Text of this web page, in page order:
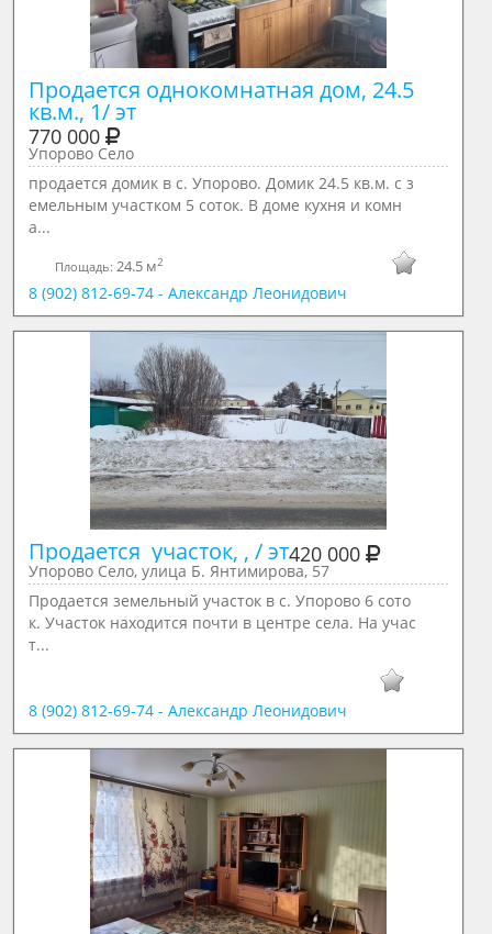
Продается однокомнатная дом, 24.5
кв.м., 1/ эт
770 000
Упорово Село
продается домик в с. Упорово. Домик 24.5 кв.м. с з
емельным участком 5 соток. В доме кухня и комн
а...
Площадь: 24.5 м2
8 (902) 812-69-74 - Александр Леонидович
Продается  участок, , / эт420 000
Упорово Село, улица Б. Янтимирова, 57
Продается земельный участок в с. Упорово 6 сото
к. Участок находится почти в центре села. На учас
т...
8 (902) 812-69-74 - Александр Леонидович